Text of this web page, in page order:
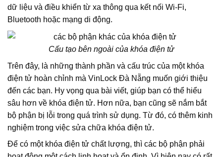
dữ liệu và điều khiển từ xa thông qua kết nối Wi-Fi,
Bluetooth hoặc mạng di động.
Cấu tạo bên ngoài của khóa điện tử
Trên đây, là những thành phần và cấu trúc của một khóa
điện tử hoàn chỉnh mà VinLock Đà Nẵng muốn giới thiệu
đến các bạn. Hy vọng qua bài viết, giúp bạn có thể hiểu
sâu hơn về khóa điện tử. Hơn nữa, bạn cũng sẽ nắm bắt
bộ phận bị lỗi trong quá trình sử dụng. Từ đó, có thêm kinh
nghiệm trong việc sửa chữa khóa điện tử.
Để có một khóa điện tử chất lượng, thì các bộ phận phải